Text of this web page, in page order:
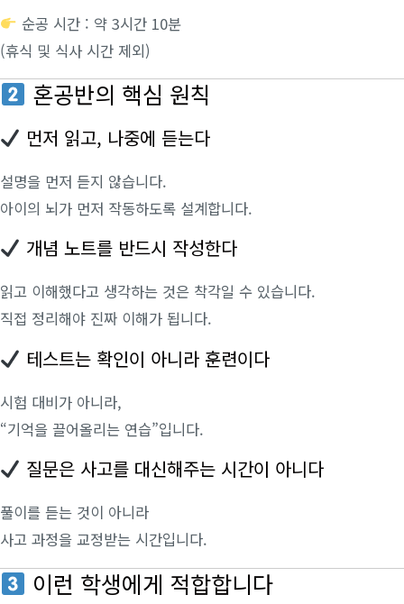
순공 시간 : 약 3시간 10분
(휴식 및 식사 시간 제외)
혼공반의 핵심 원칙
먼저 읽고, 나중에 듣는다
설명을 먼저 듣지 않습니다.
아이의 뇌가 먼저 작동하도록 설계합니다.
개념 노트를 반드시 작성한다
읽고 이해했다고 생각하는 것은 착각일 수 있습니다.
직접 정리해야 진짜 이해가 됩니다.
테스트는 확인이 아니라 훈련이다
시험 대비가 아니라,
“기억을 끌어올리는 연습”입니다.
질문은 사고를 대신해주는 시간이 아니다
풀이를 듣는 것이 아니라
사고 과정을 교정받는 시간입니다.
이런 학생에게 적합합니다